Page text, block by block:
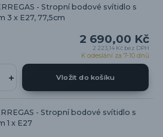
- Stropní bodové svítidlo s
3 x E27, 77,5cm
2 690,00 Kč
2 223,14 Kč bez DPH
K odeslání za 7-10 dnů
Vložit do košíku
- Stropní bodové svítidlo s
1 x E27